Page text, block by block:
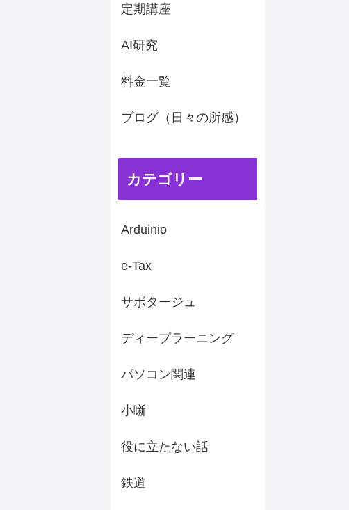
定期講座
AI研究
料金一覧
ブログ（日々の所感）
カテゴリー
Arduinio
e-Tax
サボタージュ
ディープラーニング
パソコン関連
小噺
役に立たない話
鉄道